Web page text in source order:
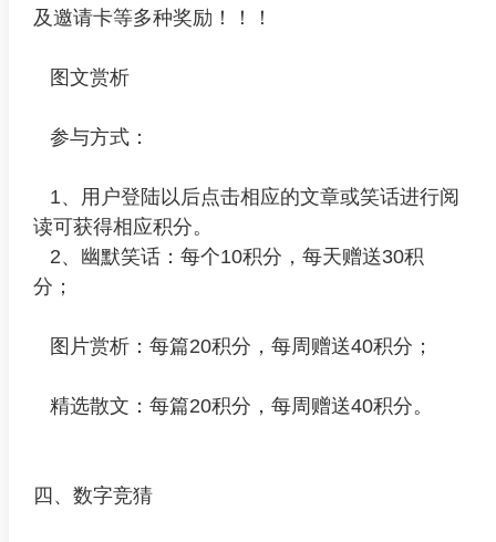
及邀请卡等多种奖励！！！
图文赏析
参与方式：
1、用户登陆以后点击相应的文章或笑话进行阅
读可获得相应积分。
2、幽默笑话：每个10积分，每天赠送30积
分；
图片赏析：每篇20积分，每周赠送40积分；
精选散文：每篇20积分，每周赠送40积分。
四、数字竞猜